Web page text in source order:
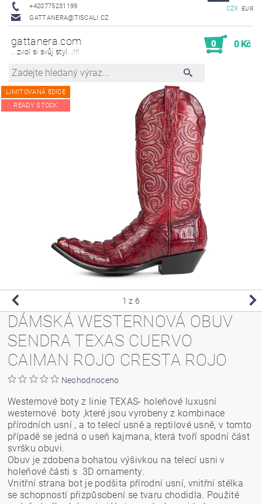
+420775231199
GATTANERA@TISCALI.CZ
CZK EUR
gattanera.com
...zvol si svůj styl...!!!
0 0 Kč
LIMITOVANÁ EDICE
READY STOCK
1 z 6
DÁMSKÁ WESTERNOVÁ OBUV
SENDRA TEXAS CUERVO
CAIMAN ROJO CRESTA ROJO
Neohodnoceno
Westernové boty z linie TEXAS- holeňové luxusní
westernové boty ,které jsou vyrobeny z kombinace
přírodních usní , a to telecí usně a reptilové usně, v tomto
případě se jedná o useň kajmana, která tvoří spodní část
svršku obuvi.
Obuv je zdobena bohatou výšivkou na telecí usni v
holeňové části s 3D ornamenty.
Vnitřní strana bot je podšita přírodní usní, vnitřní stélka
se schopností přizpůsobení se tvaru chodidla. Použité